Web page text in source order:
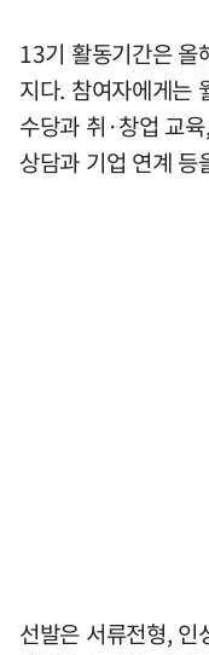
13기 활동기간은
지다. 참여자에게는
수당과 취·창업 교
상담과 기업 연계 등
선발은 서류전형, 인